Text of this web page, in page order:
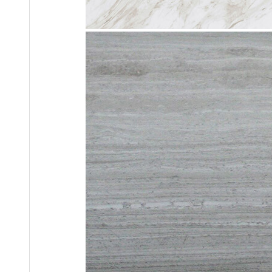
CÔNG TY CỔ PHẦN HSSTONE
Điện thoại: 0988 527 222
Email: kinhdoanh@hsstone.vn
Mã số thuế: 0110421554
Số nhà NV37, Khu đô thị mới Trung Văn, đường
Nội, Việt Nam
Số nhà 59, Dãy 1, Khu tập thể công an